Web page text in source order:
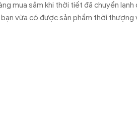
mua sắm khi thời tiết đã chuyển
vừa có được sản phẩm thời thượng